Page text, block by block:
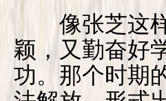
像张芝这样
颖，又勤奋好
功。那个时期